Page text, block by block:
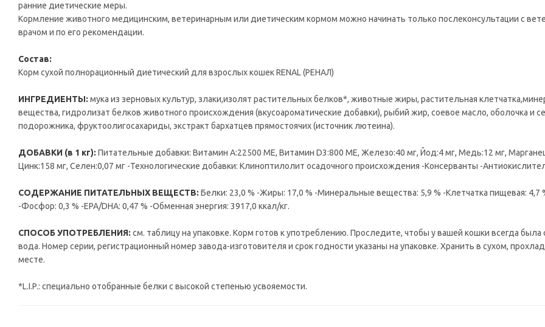
ранние диетические меры.
Кормление животного медицинским, ветеринарным или диетическим кормом можно начинать только послеконсультации с
врачом и по его рекомендации.
Состав:
Корм сухой полнорационный диетический для взрослых кошек RENAL (РЕНАЛ)
ИНГРЕДИЕНТЫ: мука из зерновых культур, злаки,изолят растительных белков*, животные жиры, растительная
вещества, гидролизат белков животного происхождения (вкусоароматические добавки), рыбий жир, соевое масло, оболочка и
подорожника, фруктоолигосахариды, экстракт бархатцев прямостоячих (источник лютеина).
ДОБАВКИ (в 1 кг): Питательные добавки: Витамин A:22500 ME, Витамин D3:800 ME, Железо:40 мг, Йод:4 мг, Медь:12 мг,
Цинк:158 мг, Ceлeн:0,07 мг -Технологические добавки: Клиноптилолит осадочного происхождения -Консерванты -
СОДЕРЖАНИЕ ПИТАТЕЛЬНЫХ ВЕЩЕСТВ: Белки: 23,0 % -Жиры: 17,0 % -Минеральные вещества: 5,9 % -Клетчатка пищевая: 4,7
-Фосфор: 0,3 % -EPA/DHA: 0,47 % -Обменная энергия: 3917,0 ккал/кг.
СПОСОБ УПОТРЕБЛЕНИЯ: см. таблицу на упаковке. Корм готов к употреблению. Проследите, чтобы у вашей кошки всегда была
вода. Номер серии, регистрационный номер завода-изготовителя и срок годности указаны на упаковке. Хранить в сухом,
месте.
*L.I.P.: специально отобранные белки с высокой степенью усвояемости.